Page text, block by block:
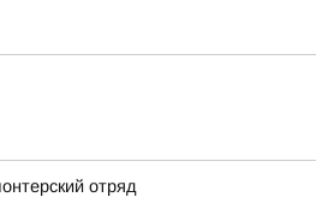
отряд